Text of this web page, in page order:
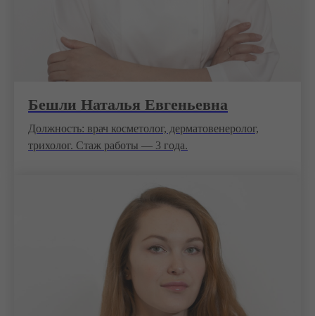
Бешли Наталья Евгеньевна
Должность: врач косметолог, дерматовенеролог,
трихолог. Стаж работы — 3 года.